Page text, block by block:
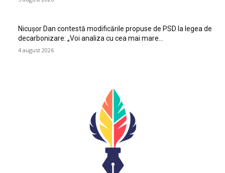
Nicușor Dan contestă modificările propuse de PSD la legea de
decarbonizare: „Voi analiza cu cea mai mare…
4 august 2026